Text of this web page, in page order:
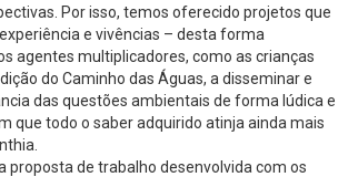
Por isso, temos oferecido projetos que
e vivências – desta forma
agentes multiplicadores, como as crianças
do Caminho das Águas, a disseminar e
das questões ambientais de forma lúdica e
que todo o saber adquirido atinja ainda mais
proposta de trabalho desenvolvida com os